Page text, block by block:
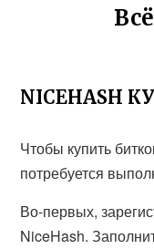
NICEHASH
Чтобы купить
потребуется
Во-первых,
NiceHash.